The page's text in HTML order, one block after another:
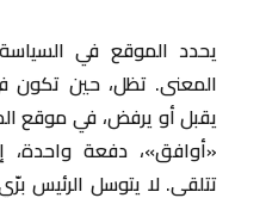
يحدد الموقع في
المعنى. تظل، حين
يقبل أو يرفض، في موقع
«أوافق»، دفعة واحدة،
تتلقى. لا يتوسل الرئيس